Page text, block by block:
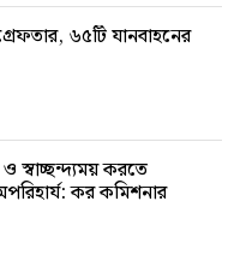
৬৫টি যানবাহনের
স্বাচ্ছন্দ্যময় করতে
কর কমিশনার